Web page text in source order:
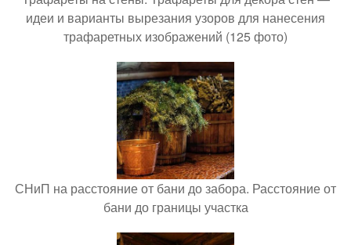
идеи и варианты вырезания узоров для нанесения
трафаретных изображений (125 фото)
СНиП на расстояние от бани до забора. Расстояние от
бани до границы участка